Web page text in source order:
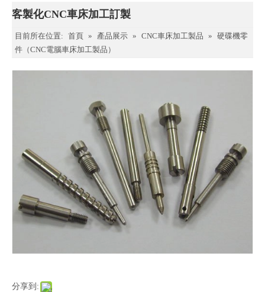
客製化CNC車床加工訂製
目前所在位置: 首頁 » 產品展示 » CNC車床加工製品 » 硬碟機零
件（CNC電腦車床加工製品）
分享到: